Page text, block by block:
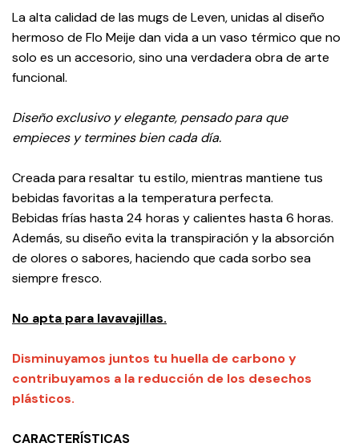
La alta calidad de las mugs de Leven, unidas al diseño
hermoso de Flo Meije dan vida a un vaso térmico que no
solo es un accesorio, sino una verdadera obra de arte
funcional.
Diseño exclusivo y elegante, pensado para que
empieces y termines bien cada día.
Creada para resaltar tu estilo, mientras mantiene tus
bebidas favoritas a la temperatura perfecta.
Bebidas frías hasta 24 horas y calientes hasta 6 horas.
Además, su diseño evita la transpiración y la absorción
de olores o sabores, haciendo que cada sorbo sea
siempre fresco.
No apta para lavavajillas.
Disminuyamos juntos tu huella de carbono y
contribuyamos a la reducción de los desechos
plásticos.
CARACTERÍSTICAS